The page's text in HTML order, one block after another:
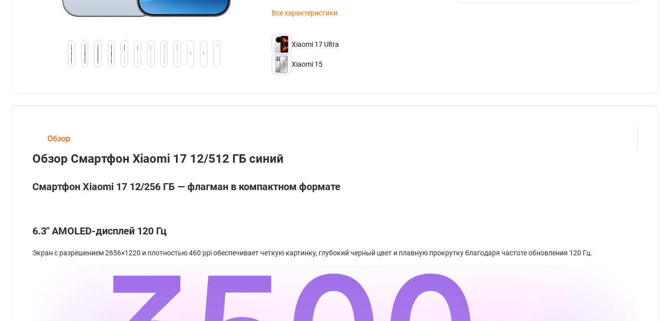
Все характеристики
Xiaomi 17 Ultra
Xiaomi 15
Обзор
Обзор Смартфон Xiaomi 17 12/512 ГБ синий
Смартфон Xiaomi 17 12/256 ГБ — флагман в компактном формате
6.3" AMOLED-дисплей 120 Гц
Экран с разрешением 2656×1220 и плотностью 460 ppi обеспечивает четкую картинку, глубокий черный цвет и плавную прокрутку благодаря частоте обновления 120 Гц.